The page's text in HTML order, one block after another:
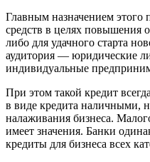
Главным назначением этого
средств в целях повышения
либо для удачного старта
аудитория — юридические
индивидуальные
При этом такой кредит
в виде кредита наличными,
налаживания бизнеса.
имеет значения. Банки
кредиты для бизнеса всех